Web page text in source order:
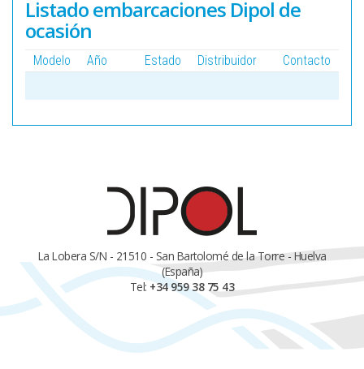
Listado embarcaciones Dipol de
ocasión
Modelo Año Estado Distribuidor Contacto
La Lobera S/N - 21510 - San Bartolomé de la Torre - Huelva
(España)
Tel: +34 959 38 75 43